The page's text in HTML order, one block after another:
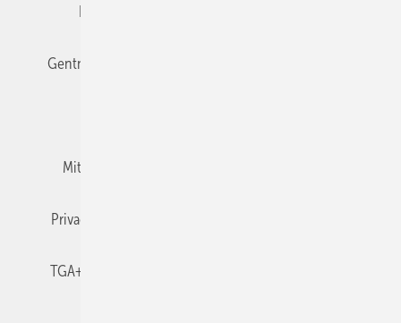
Gentner Verlag
Mitgliedschaften und Engagement
Privacy Manager
TGA+E-WissensCheck